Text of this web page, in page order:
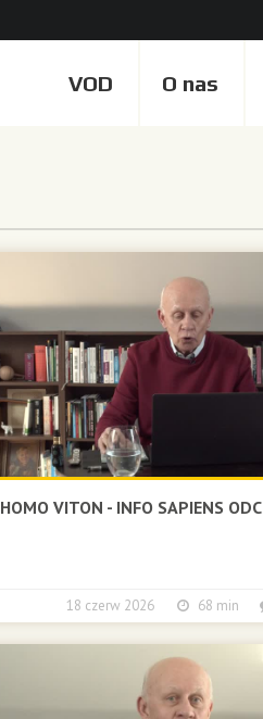
VOD O nas
HOMO VITON - INFO SAPIENS
18 czerw 2026 68 min